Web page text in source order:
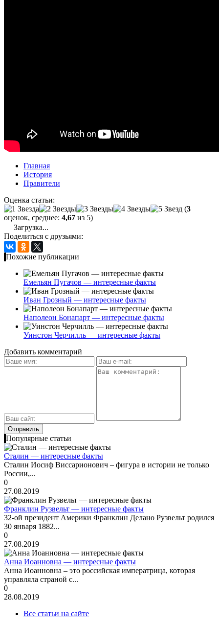
Главная
История
Правители
Оценка статьи:
(3
оценок, среднее: 4,67 из 5)
Загрузка...
Поделиться с друзьями:
Похожие публикации
Емельян Пугачов — интересные факты
Иван Грозный — интересные факты
Наполеон Бонапарт — интересные факты
Уинстон Черчилль — интересные факты
Добавить комментарий
Популярные статьи
Сталин — интересные факты
Сталин Иосиф Виссарионович – фигура в истории не только
России,...
0
27.08.2019
Франклин Рузвельт — интересные факты
32-ой президент Америки Франклин Делано Рузвельт родился
30 января 1882...
0
27.08.2019
Анна Иоанновна — интересные факты
Анна Иоанновна – это российская императрица, которая
управляла страной с...
0
28.08.2019
Все статьи на сайте